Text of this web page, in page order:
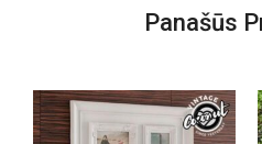
Panašūs